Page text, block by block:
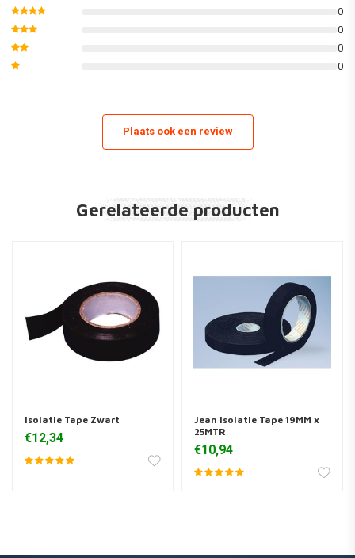
0
0
0
0
Plaats ook een review
Gerelateerde producten
Isolatie Tape Zwart
€12,34
Jean Isolatie Tape 19MM x
25MTR
€10,94